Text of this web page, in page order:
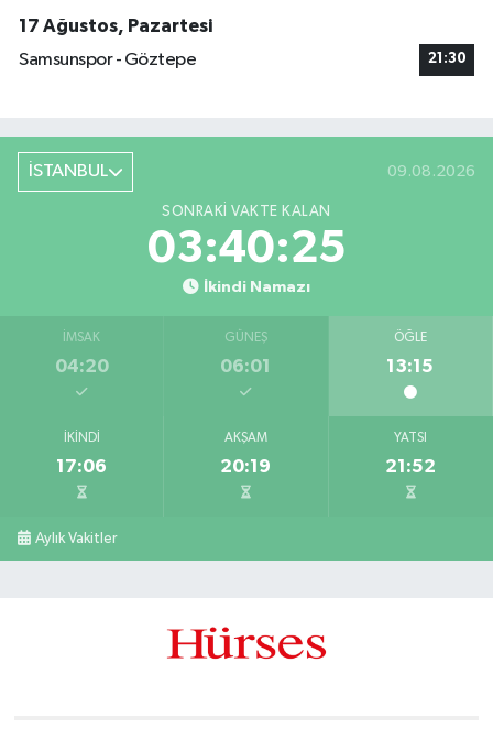
17 Ağustos, Pazartesi
Samsunspor - Göztepe
21:30
İSTANBUL 09.08.2026
SONRAKI VAKTE KALAN
03:40:24
İkindi Namazı
İMSAK
04:20
GÜNEŞ
06:01
ÖĞLE
13:15
İKINDI
17:06
AKŞAM
20:19
YATSI
21:52
Aylık Vakitler